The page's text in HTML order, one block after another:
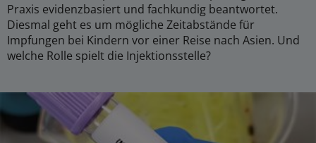
Praxis evidenzbasiert und fachkundig beantwortet.
Diesmal geht es um mögliche Zeitabstände für
Impfungen bei Kindern vor einer Reise nach Asien. Und
welche Rolle spielt die Injektionsstelle?